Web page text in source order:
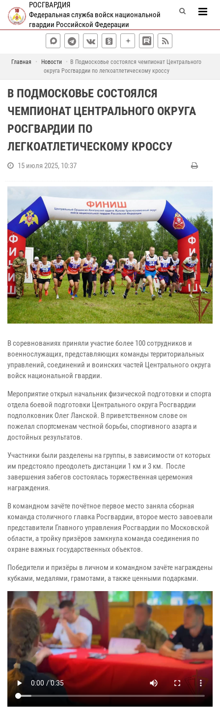
РОСГВАРДИЯ
Федеральная служба войск национальной
гвардии Российской Федерации
Главная Новости
В Подмосковье состоялся чемпионат Центрального
округа Росгвардии по легкоатлетическому кроссу
В ПОДМОСКОВЬЕ СОСТОЯЛСЯ
ЧЕМПИОНАТ ЦЕНТРАЛЬНОГО ОКРУГА
РОСГВАРДИИ ПО
ЛЕГКОАТЛЕТИЧЕСКОМУ КРОССУ
15 июля 2025, 10:37
В соревнованиях приняли участие более 100 сотрудников и
военнослужащих, представляющих команды территориальных
управлений, соединений и воинских частей Центрального округа
войск национальной гвардии.
Мероприятие открыл начальник физической подготовки и спорта
отдела боевой подготовки Центрального округа Росгвардии
подполковник Олег Ланской. В приветственном слове он
пожелал спортсменам честной борьбы, спортивного азарта и
достойных результатов.
Участники были разделены на группы, в зависимости от которых
им предстояло преодолеть дистанции 1 км и 3 км. После
завершения забегов состоялась торжественная церемония
награждения.
В командном зачёте почётное первое место заняла сборная
команда столичного главка Росгвардии, второе место завоевали
представители Главного управления Росгвардии по Московской
области, а тройку призёров замкнула команда соединения по
охране важных государственных объектов.
Победители и призёры в личном и командном зачёте награждены
кубками, медалями, грамотами, а также ценными подарками.